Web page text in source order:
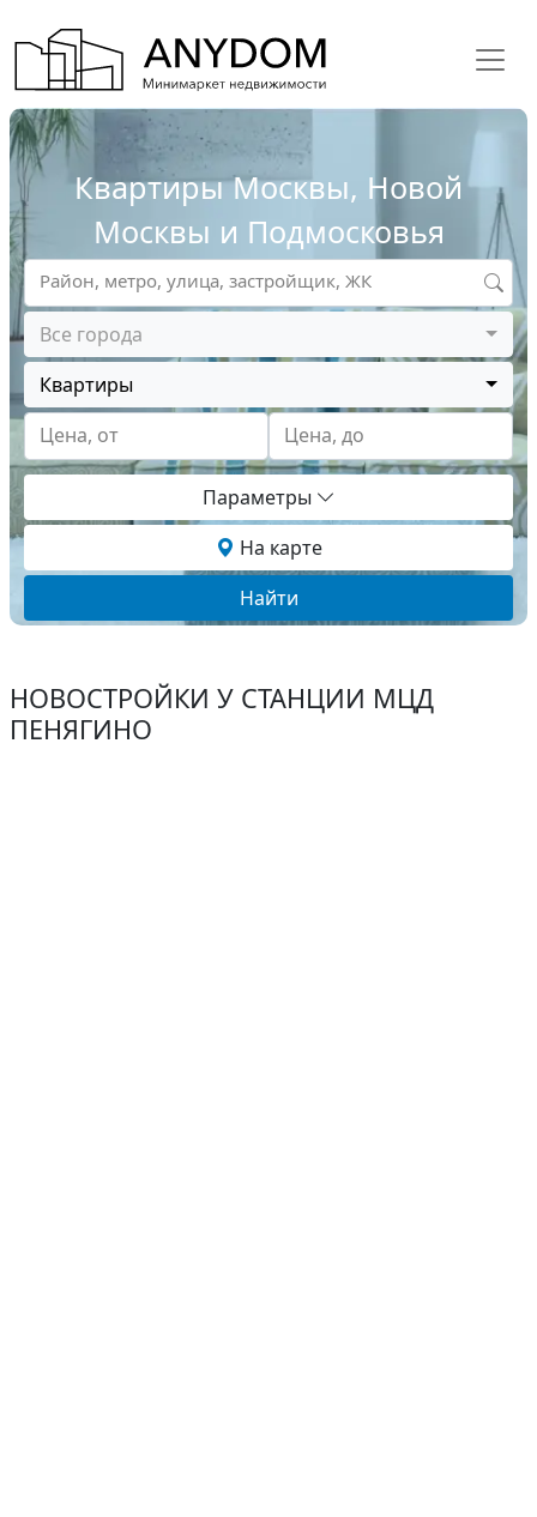
Квартиры Москвы, Новой
Москвы и Подмосковья
Все города
Квартиры
Цена, от
Цена, до
Район, метро, улица, застройщик, ЖК
Параметры
На карте
Найти
НОВОСТРОЙКИ У СТАНЦИИ МЦД
ПЕНЯГИНО